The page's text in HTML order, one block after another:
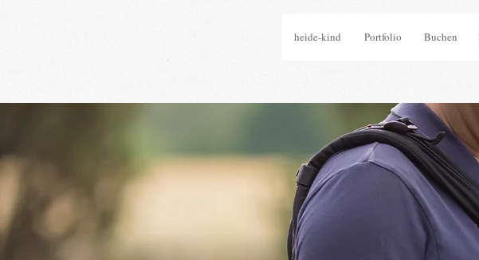
heide-kind Portfolio Buchen